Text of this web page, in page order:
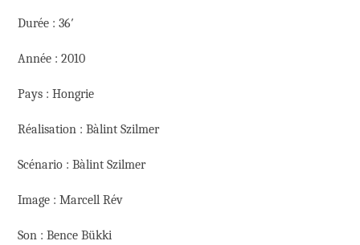
Durée : 36′
Année : 2010
Pays : Hongrie
Réalisation : Bàlint Szilmer
Scénario : Bàlint Szilmer
Image : Marcell Rév
Son : Bence Bükki